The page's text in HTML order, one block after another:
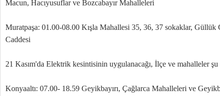
Macun, Hacıyusuflar ve Bozcabayır Mahalleleri
Muratpaşa: 01.00-08.00 Kışla Mahallesi 35, 36, 37 sokaklar,
Caddesi
21 Kasım'da Elektrik kesintisinin uygulanacağı, İlçe ve mahalleler
Konyaaltı: 07.00- 18.59 Geyikbayırı, Çağlarca Mahalleleri ve